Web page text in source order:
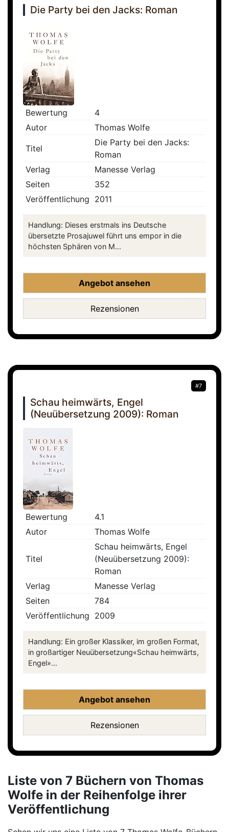
Die Party bei den Jacks: Roman
Bewertung
4
Autor
Thomas Wolfe
Titel
Die Party bei den Jacks:
Roman
Verlag
Manesse Verlag
Seiten
352
Veröffentlichung 2011
Handlung: Dieses erstmals ins Deutsche
übersetzte Prosajuwel führt uns empor in die
höchsten Sphären von M...
Angebot ansehen
Rezensionen
#7
Schau heimwärts, Engel
(Neuübersetzung 2009): Roman
Bewertung
4.1
Autor
Thomas Wolfe
Titel
Schau heimwärts, Engel
(Neuübersetzung 2009):
Roman
Verlag
Manesse Verlag
Seiten
784
Veröffentlichung 2009
Handlung: Ein großer Klassiker, im großen Format,
in großartiger Neuübersetzung«Schau heimwärts,
Engel»...
Angebot ansehen
Rezensionen
Liste von 7 Büchern von Thomas
Wolfe in der Reihenfolge ihrer
Veröffentlichung